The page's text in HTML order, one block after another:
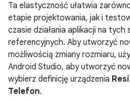
Ta elastyczność ułatwia
etapie projektowania, jak i
czasie działania aplikacji na tych
referencyjnych. Aby utworzyć
możliwością zmiany rozmiaru,
Android Studio, aby utworzyć
wybierz definicję urządzenia
Telefon.